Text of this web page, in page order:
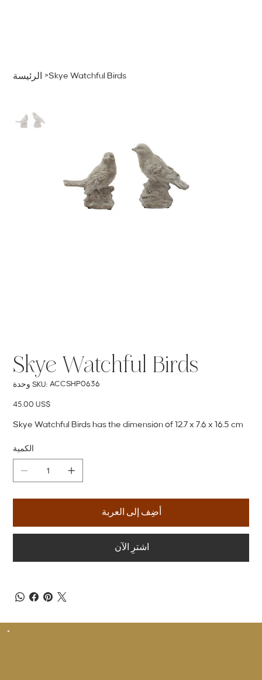
الرئيسة >Skye Watchful Birds
Skye Watchful Birds
وحدة SKU: SKU
ACCSHP0636
ACCSHP0636
السعر ‏45.00 US$
Skye Watchful Birds has the dimension of 12.7 x 7.6 x 16.5 cm
الكمية
أضِف إلى العربة
اشترِ الآن